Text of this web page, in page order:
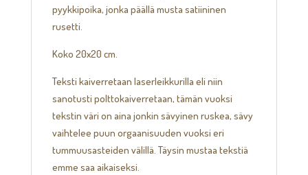
pyykkipoika, jonka päällä musta satiininen
rusetti.
Koko 20x20 cm.
Teksti kaiverretaan laserleikkurilla eli niin
sanotusti polttokaiverretaan, tämän vuoksi
tekstin väri on aina jonkin sävyinen ruskea, sävy
vaihtelee puun orgaanisuuden vuoksi eri
tummuusasteiden välillä. Täysin mustaa tekstiä
emme saa aikaiseksi.